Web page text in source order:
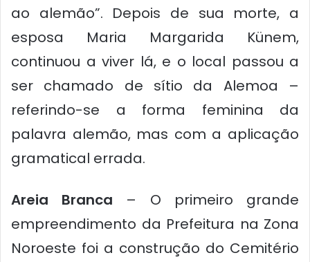
ao alemão”. Depois de sua morte, a
esposa Maria Margarida Künem,
continuou a viver lá, e o local passou a
ser chamado de sítio da Alemoa –
referindo-se a forma feminina da
palavra alemão, mas com a aplicação
gramatical errada.
Areia Branca – O primeiro grande
empreendimento da Prefeitura na Zona
Noroeste foi a construção do Cemitério